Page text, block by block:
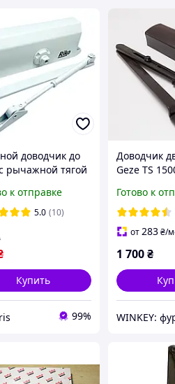
доводчик до
рычажной тягой
дверной /
на входную
к отправке
5.0 (10)
Купить
99%
Доводчик
Geze TS
Готово к
от283 ₴/
1 700 ₴